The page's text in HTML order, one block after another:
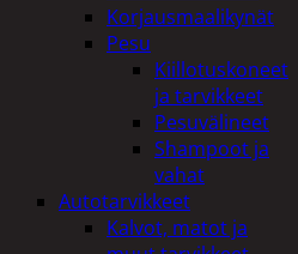
Korjausmaalikynät
Pesu
Kiillotuskoneet
ja tarvikkeet
Pesuvälineet
Shampoot ja
vahat
Autotarvikkeet
Kalvot, matot ja